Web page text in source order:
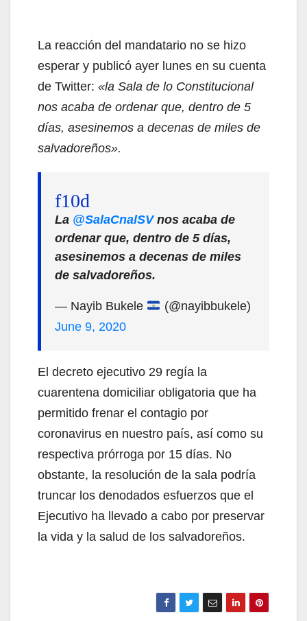
La reacción del mandatario no se hizo
esperar y publicó ayer lunes en su cuenta
de Twitter: «la Sala de lo Constitucional
nos acaba de ordenar que, dentro de 5
días, asesinemos a decenas de miles de
salvadoreños».
La @SalaCnalSVnos acaba de
ordenar que, dentro de 5 días,
asesinemos a decenas de miles
de salvadoreños.
— Nayib Bukele
(@nayibbukele)
June 9, 2020
El decreto ejecutivo 29 regía la
cuarentena domiciliar obligatoria que ha
permitido frenar el contagio por
coronavirus en nuestro país, así como su
respectiva prórroga por 15 días. No
obstante, la resolución de la sala podría
truncar los denodados esfuerzos que el
Ejecutivo ha llevado a cabo por preservar
la vida y la salud de los salvadoreños.